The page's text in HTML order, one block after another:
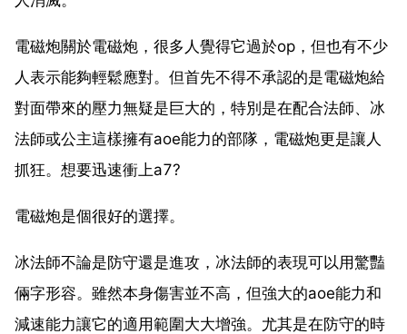
電磁炮關於電磁炮，很多人覺得它過於op，但也有不少
人表示能夠輕鬆應對。但首先不得不承認的是電磁炮給
對面帶來的壓力無疑是巨大的，特別是在配合法師、冰
法師或公主這樣擁有aoe能力的部隊，電磁炮更是讓人
抓狂。想要迅速衝上a7?
電磁炮是個很好的選擇。
冰法師不論是防守還是進攻，冰法師的表現可以用驚豔
倆字形容。雖然本身傷害並不高，但強大的aoe能力和
減速能力讓它的適用範圍大大增強。尤其是在防守的時